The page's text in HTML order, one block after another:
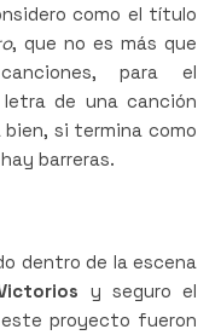
como el título
, que no es más que
para el
de una canción
si termina como
barreras.
dentro de la escena
y seguro el
proyecto fueron